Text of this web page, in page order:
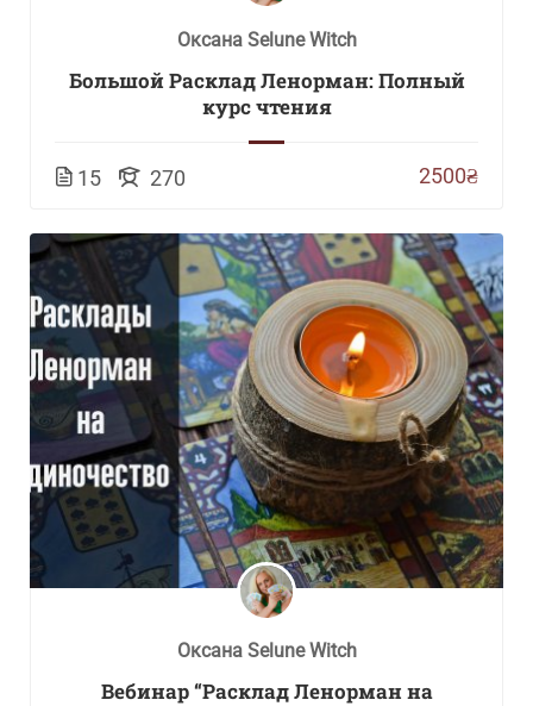
Оксана Selune Witch
Большой Расклад Ленорман: Полный
курс чтения
15 270 2500₴
Оксана Selune Witch
Вебинар “Расклад Ленорман на